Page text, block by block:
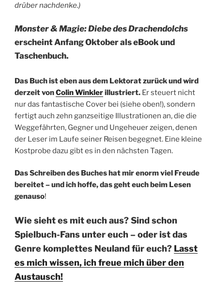
drüber nachdenke.)
Monster & Magie: Diebe des Drachendolchs
erscheint Anfang Oktober als eBook und
Taschenbuch.
Das Buch ist eben aus dem Lektorat zurück und wird
derzeit vonColin Winklerillustriert. Er steuert nicht
nur das fantastische Cover bei (siehe oben!), sondern
fertigt auch zehn ganzseitige Illustrationen an, die die
Weggefährten, Gegner und Ungeheuer zeigen, denen
der Leser im Laufe seiner Reisen begegnet. Eine kleine
Kostprobe dazu gibt es in den nächsten Tagen.
Das Schreiben des Buches hat mir enorm viel Freude
bereitet – und ich hoffe, das geht euch beim Lesen
genauso!
Wie sieht es mit euch aus? Sind schon
Spielbuch-Fans unter euch – oder ist das
Genre komplettes Neuland für euch? Lasst
es mich wissen, ich freue mich über den
Austausch!